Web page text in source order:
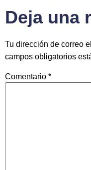
Deja una
Tu dirección de correo
campos obligatorios
Comentario *